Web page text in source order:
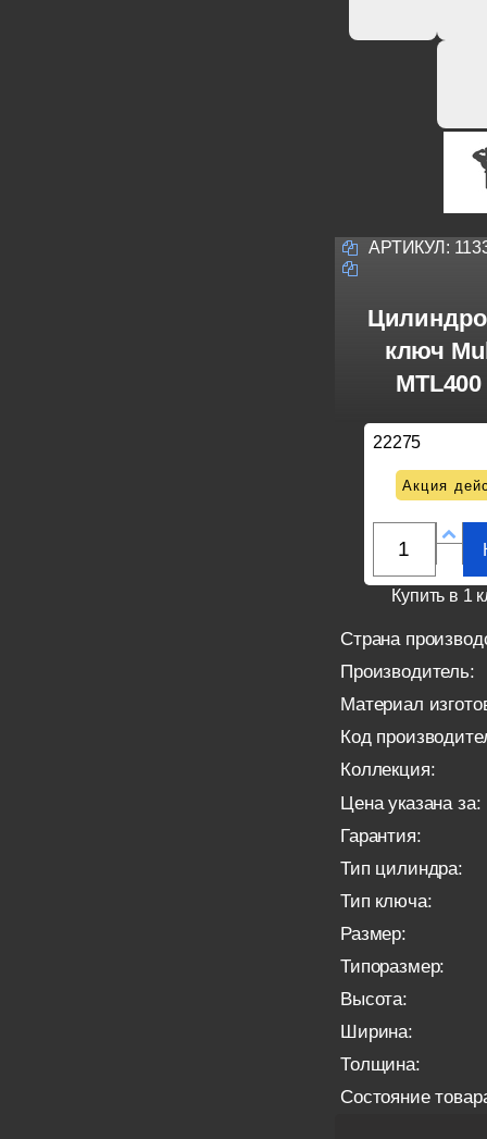
АРТИКУЛ:
ключ
22275
Акция
Купить в 1
Страна
Производитель:
Материал
Код
Коллекция:
Цена указана за:
Гарантия:
Тип цилиндра:
Тип ключа:
Размер:
Типоразмер:
Высота:
Ширина:
Толщина:
Состояние